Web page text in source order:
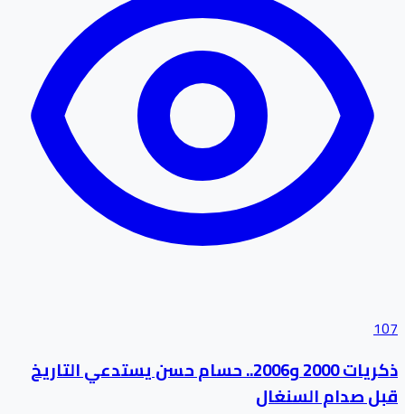
107
ذكريات 2000 و2006.. حسام حسن يستدعي التاريخ
قبل صدام السنغال